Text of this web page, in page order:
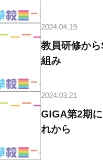
2024.04.19
教員研修か
組み
2024.03.21
GIGA第2期
れから